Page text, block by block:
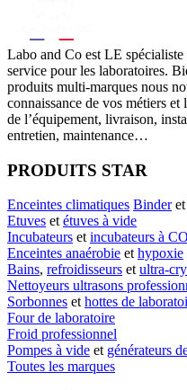
Labo and Co est LE
service pour les laboratoires.
produits multi-marques nous
connaissance de vos métiers et
de l’équipement, livraison,
entretien, maintenance…
PRODUITS STAR
Enceintes climatiques Binderet
Etuves et étuves à vide
Incubateurs et incubateurs à
Enceintes anaérobie et hypoxie
Bains, refroidisseurs et ultra-
Nettoyeurs ultrasons
Sorbonnes et hottes de
Four de laboratoire
Froid professionnel
Pompes à vide et générateurs
Toutes les marques